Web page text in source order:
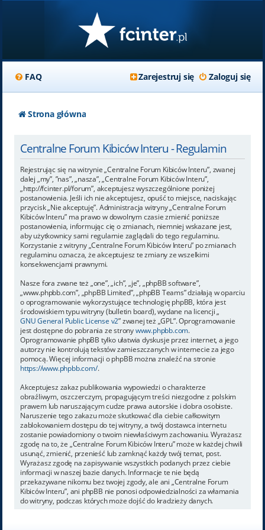
FAQ Zaloguj się
Zarejestruj się
Strona główna
Centralne Forum Kibiców Interu - Regulamin
Rejestrując się na witrynie „Centralne Forum Kibiców Interu”, zwanej
dalej „my”, ”nas”, „nasza”, „Centralne Forum Kibiców Interu”,
„http://fcinter.pl/forum”, akceptujesz wyszczególnione poniżej
postanowienia. Jeśli ich nie akceptujesz, opuść to miejsce, naciskając
przycisk „Nie akceptuję”. Administracja witryny „Centralne Forum
Kibiców Interu” ma prawo w dowolnym czasie zmienić poniższe
postanowienia, informując cię o zmianach, niemniej wskazane jest,
aby użytkownicy sami regularnie zaglądali do tego regulaminu.
Korzystanie z witryny „Centralne Forum Kibiców Interu” po zmianach
regulaminu oznacza, że akceptujesz te zmiany ze wszelkimi
konsekwencjami prawnymi.
Nasze fora zwane też „one”, „ich”, „je”, „phpBB software”,
„www.phpbb.com”, „phpBB Limited”, „phpBB Teams” działają w oparciu
o oprogramowanie wykorzystujące technologię phpBB, która jest
środowiskiem typu witryny (bulletin board), wydane na licencji „
GNU General Public License v2” zwanej też „GPL”. Oprogramowanie
jest dostępne do pobrania ze stronywww.phpbb.com.
Oprogramowanie phpBB tylko ułatwia dyskusje przez internet, a jego
autorzy nie kontrolują tekstów zamieszczanych w internecie za jego
pomocą. Więcej informacji o phpBB można znaleźć na stronie
https://www.phpbb.com/.
Akceptujesz zakaz publikowania wypowiedzi o charakterze
obraźliwym, oszczerczym, propagującym treści niezgodne z polskim
prawem lub naruszającym cudze prawa autorskie i dobra osobiste.
Naruszenie tego zakazu może skutkować dla ciebie całkowitym
zablokowaniem dostępu do tej witryny, a twój dostawca internetu
zostanie powiadomiony o twoim niewłaściwym zachowaniu. Wyrażasz
zgodę na to, że „Centralne Forum Kibiców Interu” może w każdej chwili
usunąć, zmienić, przenieść lub zamknąć każdy twój temat, post.
Wyrażasz zgodę na zapisywanie wszystkich podanych przez ciebie
informacji w naszej bazie danych. Informacje te nie będą
przekazywane nikomu bez twojej zgody, ale ani „Centralne Forum
Kibiców Interu”, ani phpBB nie ponosi odpowiedzialności za włamania
do witryny, podczas których może dojść do kradzieży danych.